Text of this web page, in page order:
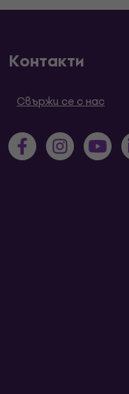
Контакти
Свържи се с нас